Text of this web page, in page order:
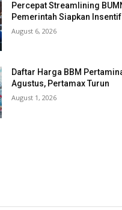
Percepat Streamlining
Pemerintah Siapkan
August 6, 2026
Daftar Harga BBM
Agustus, Pertamax Turun
August 1, 2026